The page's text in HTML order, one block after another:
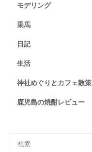
モデリング
乗馬
日記
生活
神社めぐりとカフェ散策
鹿児島の焼酎レビュー